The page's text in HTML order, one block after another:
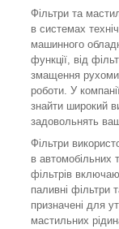
Фільтри та
в системах
машинного
функції, від
змащення
роботи. У
знайти широкий
задовольнять
Фільтри
в автомобільних
фільтрів
паливні фільтри
призначені для
мастильних